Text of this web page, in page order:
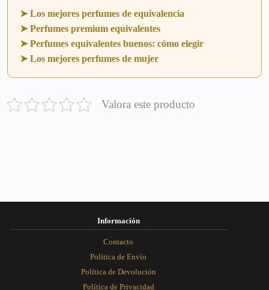
➤ Los mejores perfumes de equivalencia
➤ Perfumes premium equivalentes
➤ Perfumes equivalentes buenos: cómo elegir
➤ Los mejores perfumes de mujer
Valora este producto
Información
Contacto
Política de Envío
Política de Devolución
Política de Privacidad